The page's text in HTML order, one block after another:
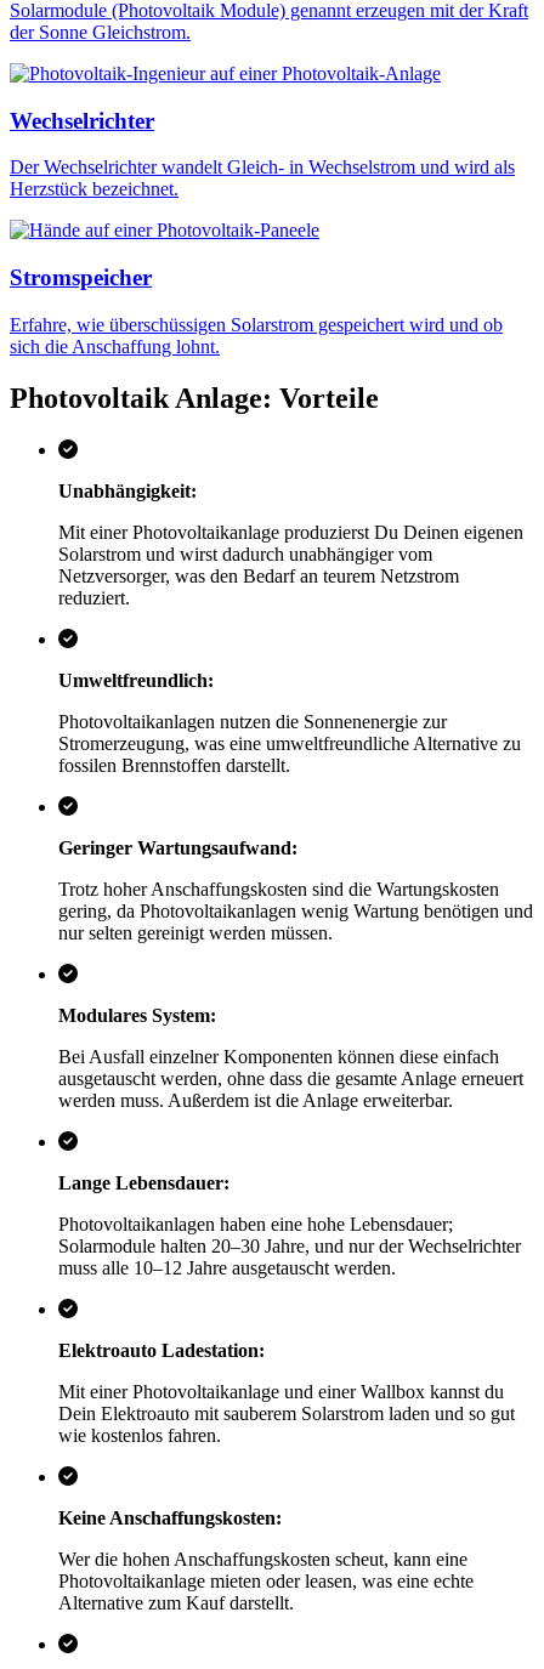
Solarmodule (Photovoltaik Module) genannt erzeugen mit der Kraft
der Sonne Gleichstrom.
Wechselrichter
Der Wechselrichter wandelt Gleich- in Wechselstrom und wird als
Herzstück bezeichnet.
Stromspeicher
Erfahre, wie überschüssigen Solarstrom gespeichert wird und ob
sich die Anschaffung lohnt.
Photovoltaik Anlage: Vorteile
Unabhängigkeit:
Mit einer Photovoltaikanlage produzierst Du Deinen eigenen
Solarstrom und wirst dadurch unabhängiger vom
Netzversorger, was den Bedarf an teurem Netzstrom
reduziert.
Umweltfreundlich:
Photovoltaikanlagen nutzen die Sonnenenergie zur
Stromerzeugung, was eine umweltfreundliche Alternative zu
fossilen Brennstoffen darstellt.
Geringer Wartungsaufwand:
Trotz hoher Anschaffungskosten sind die Wartungskosten
gering, da Photovoltaikanlagen wenig Wartung benötigen und
nur selten gereinigt werden müssen.
Modulares System:
Bei Ausfall einzelner Komponenten können diese einfach
ausgetauscht werden, ohne dass die gesamte Anlage erneuert
werden muss. Außerdem ist die Anlage erweiterbar.
Lange Lebensdauer:
Photovoltaikanlagen haben eine hohe Lebensdauer;
Solarmodule halten 20–30 Jahre, und nur der Wechselrichter
muss alle 10–12 Jahre ausgetauscht werden.
Elektroauto Ladestation:
Mit einer Photovoltaikanlage und einer Wallbox kannst du
Dein Elektroauto mit sauberem Solarstrom laden und so gut
wie kostenlos fahren.
Keine Anschaffungskosten:
Wer die hohen Anschaffungskosten scheut, kann eine
Photovoltaikanlage mieten oder leasen, was eine echte
Alternative zum Kauf darstellt.